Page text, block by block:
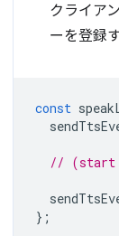
クライア
ーを登録
const
// (start
};